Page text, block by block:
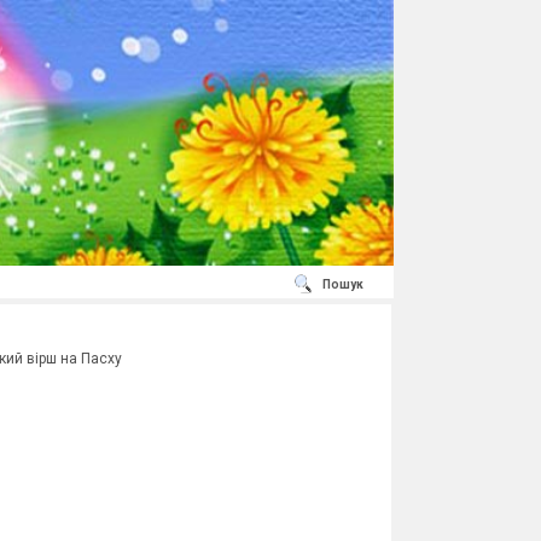
Пошук
вірш на Пасху